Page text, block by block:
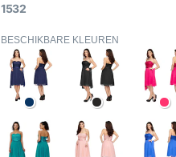
1532
BESCHIKBARE KLEUREN